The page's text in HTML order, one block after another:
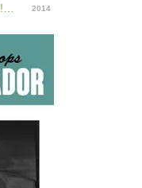
2014